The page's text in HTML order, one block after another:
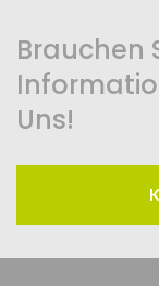
Brauchen
Uns!